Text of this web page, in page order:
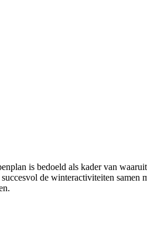
is bedoeld als kader van
de winteractiviteiten